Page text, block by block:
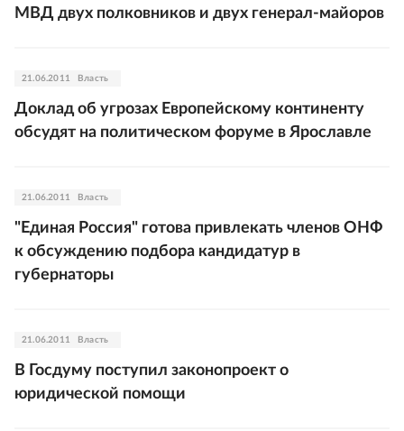
МВД двух полковников и двух генерал-майоров
21.06.2011 Власть
Доклад об угрозах Европейскому континенту
обсудят на политическом форуме в Ярославле
21.06.2011 Власть
"Единая Россия" готова привлекать членов ОНФ
к обсуждению подбора кандидатур в
губернаторы
21.06.2011 Власть
В Госдуму поступил законопроект о
юридической помощи